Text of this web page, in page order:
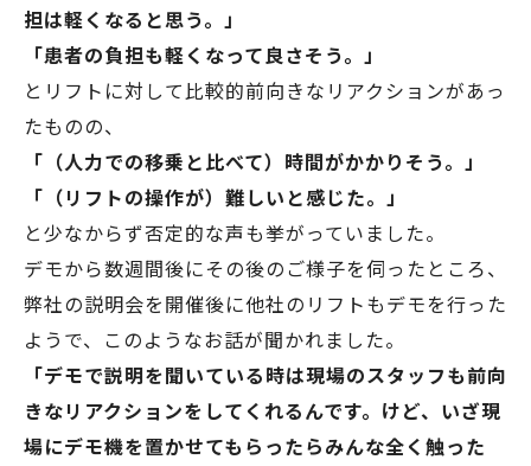
担は軽くなると思う。」
「患者の負担も軽くなって良さそう。」
とリフトに対して比較的前向きなリアクションがあっ
たものの、
「（人力での移乗と比べて）時間がかかりそう。」
「（リフトの操作が）難しいと感じた。」
と少なからず否定的な声も挙がっていました。
デモから数週間後にその後のご様子を伺ったところ、
弊社の説明会を開催後に他社のリフトもデモを行った
ようで、このようなお話が聞かれました。
「デモで説明を聞いている時は現場のスタッフも前向
きなリアクションをしてくれるんです。けど、いざ現
場にデモ機を置かせてもらったらみんな全く触った